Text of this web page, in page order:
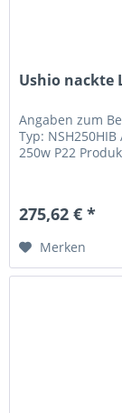
Ushio nackte
Angaben zum
Typ:
250w P22
275,62 € *
Merken